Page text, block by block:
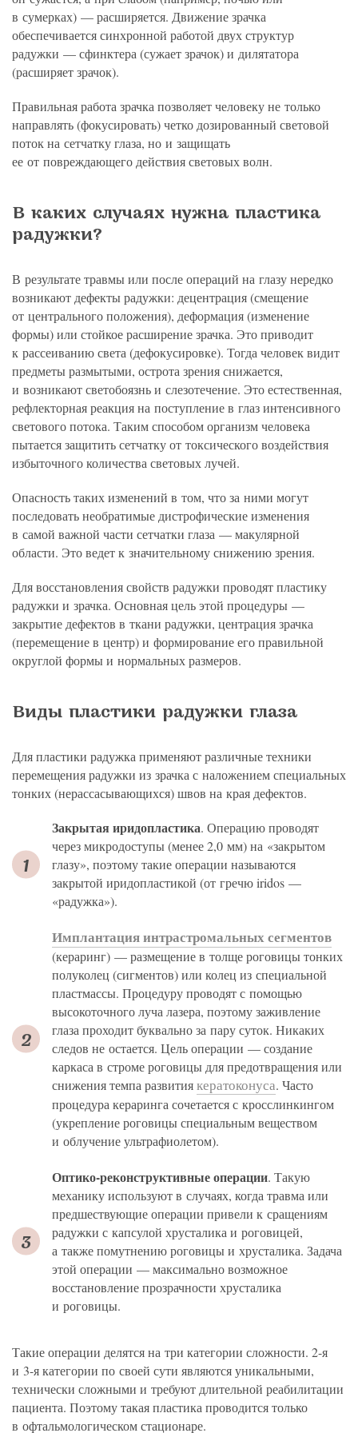
в сумерках) — расширяется. Движение зрачка
обеспечивается синхронной работой двух структур
радужки — сфинктера (сужает зрачок) и дилятатора
(расширяет зрачок).
Правильная работа зрачка позволяет человеку не только
направлять (фокусировать) четко дозированный световой
поток на сетчатку глаза, но и защищать
ее от повреждающего действия световых волн.
В каких случаях нужна пластика
радужки?
В результате травмы или после операций на глазу нередко
возникают дефекты радужки: децентрация (смещение
от центрального положения), деформация (изменение
формы) или стойкое расширение зрачка. Это приводит
к рассеиванию света (дефокусировке). Тогда человек видит
предметы размытыми, острота зрения снижается,
и возникают светобоязнь и слезотечение. Это естественная,
рефлекторная реакция на поступление в глаз интенсивного
светового потока. Таким способом организм человека
пытается защитить сетчатку от токсического воздействия
избыточного количества световых лучей.
Опасность таких изменений в том, что за ними могут
последовать необратимые дистрофические изменения
в самой важной части сетчатки глаза — макулярной
области. Это ведет к значительному снижению зрения.
Для восстановления свойств радужки проводят пластику
радужки и зрачка. Основная цель этой процедуры —
закрытие дефектов в ткани радужки, центрация зрачка
(перемещение в центр) и формирование его правильной
округлой формы и нормальных размеров.
Виды пластики радужки глаза
Для пластики радужка применяют различные техники
перемещения радужки из зрачка с наложением специальных
тонких (нерассасывающихся) швов на края дефектов.
Закрытая иридопластика. Операцию проводят
через микродоступы (менее 2,0 мм) на «закрытом
глазу», поэтому такие операции называются
закрытой иридопластикой (от гречю iridos —
«радужка»).
Имплантация интрастромальных сегментов
(кераринг) — размещение в толще роговицы тонких
полуколец (сигментов) или колец из специальной
пластмассы. Процедуру проводят с помощью
высокоточного луча лазера, поэтому заживление
глаза проходит буквально за пару суток. Никаких
следов не остается. Цель операции — создание
каркаса в строме роговицы для предотвращения или
снижения темпа развитиякератоконуса. Часто
процедура кераринга сочетается с кросслинкингом
(укрепление роговицы специальным веществом
и облучение ультрафиолетом).
Оптико-реконструктивные операции. Такую
механику используют в случаях, когда травма или
предшествующие операции привели к сращениям
радужки с капсулой хрусталика и роговицей,
а также помутнению роговицы и хрусталика. Задача
этой операции — максимально возможное
восстановление прозрачности хрусталика
и роговицы.
Такие операции делятся на три категории сложности. 2-я
и 3-я категории по своей сути являются уникальными,
технически сложными и требуют длительной реабилитации
пациента. Поэтому такая пластика проводится только
в офтальмологическом стационаре.